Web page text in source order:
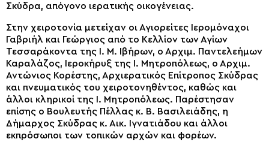
Σκύδρα, απόγονο ιερατικής οικογένειας.
Στην χειροτονία μετείχαν οι Αγιορείτες Ιερομόναχοι
Γαβριήλ και Γεώργιος από το Κελλίον των Αγίων
Τεσσαράκοντα της Ι. Μ. Ιβήρων, ο Αρχιμ. Παντελεήμων
Καραλάζος, Ιεροκήρυξ της Ι. Μητροπόλεως, ο Αρχιμ.
Αντώνιος Κορέστης, Αρχιερατικός Επίτροπος Σκύδρας
και πνευματικός του χειροτονηθέντος, καθώς και
άλλοι κληρικοί της Ι. Μητροπόλεως. Παρέστησαν
επίσης ο Βουλευτής Πέλλας κ. Β. Βασιλειάδης, η
Δήμαρχος Σκύδρας κ. Αικ. Ιγνατιάδου και άλλοι
εκπρόσωποι των τοπικών αρχών και φορέων.